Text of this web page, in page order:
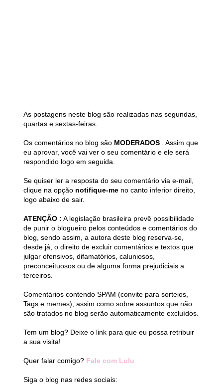
As postagens neste blog são realizadas nas segundas,
quartas e sextas-feiras.
Os comentários no blog são MODERADOS
. Assim que
eu aprovar, você vai ver o seu comentário e ele será
respondido logo em seguida.
Se quiser ler a resposta do seu comentário via e-mail,
clique na opção notifique-me no canto inferior direito,
logo abaixo de sair.
ATENÇÃO : A legislação brasileira prevê possibilidade
de punir o blogueiro pelos conteúdos e comentários do
blog, sendo assim, a autora deste blog reserva-se,
desde já, o direito de excluir comentários e textos que
julgar ofensivos, difamatórios, caluniosos,
preconceituosos ou de alguma forma prejudiciais a
terceiros.
Comentários contendo SPAM (convite para sorteios,
Tags e memes), assim como sobre assuntos que não
são tratados no blog serão automaticamente excluídos.
Tem um blog? Deixe o link para que eu possa retribuir
a sua visita!
Quer falar comigo? Fale com Lulu
Siga o blog nas redes sociais: